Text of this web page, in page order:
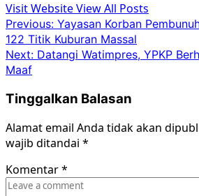
Visit WebsiteView All Posts
Post
navigation
Previous: Yayasan Korban
122 Titik Kuburan Massal
Next: Datangi Watimpres, YPKP
Maaf
Tinggalkan Balasan
Alamat email Anda tidak akan
wajib ditandai *
Komentar*